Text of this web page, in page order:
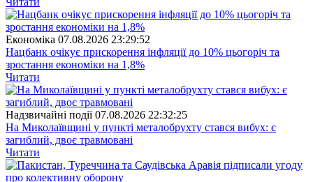
Економіка 07.08.2026 23:29:52
Нацбанк очікує прискорення інфляції до 10% цьогоріч та
зростання економіки на 1,8%
Читати
Надзвичайні події 07.08.2026 22:32:25
На Миколаївщині у пункті металобрухту стався вибух: є
загиблий, двоє травмовані
Читати